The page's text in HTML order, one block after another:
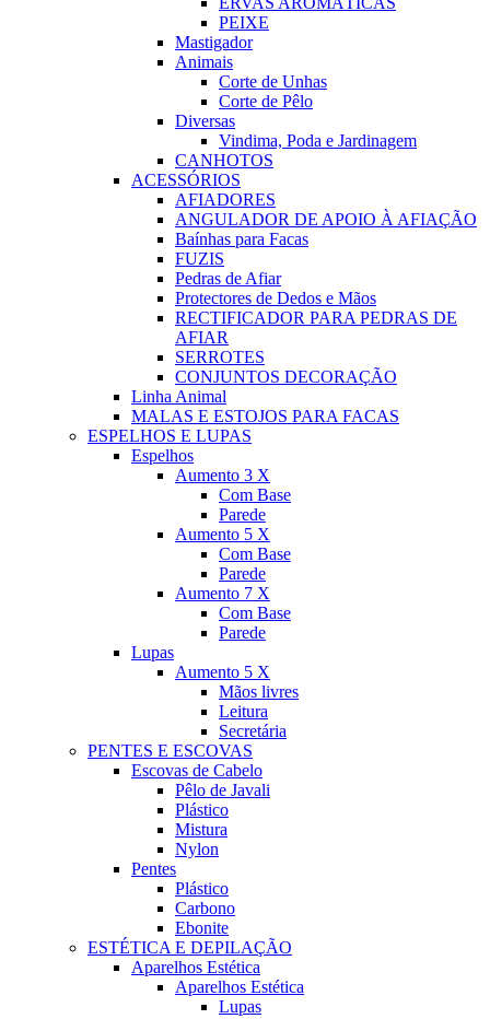
PEIXE
Mastigador
Animais
Corte de Unhas
Corte de Pêlo
Diversas
Vindima, Poda e Jardinagem
CANHOTOS
ACESSÓRIOS
AFIADORES
ANGULADOR DE APOIO À AFIAÇÃO
Baínhas para Facas
FUZIS
Pedras de Afiar
Protectores de Dedos e Mãos
RECTIFICADOR PARA PEDRAS DE
AFIAR
SERROTES
CONJUNTOS DECORAÇÃO
Linha Animal
MALAS E ESTOJOS PARA FACAS
ESPELHOS E LUPAS
Espelhos
Aumento 3 X
Com Base
Parede
Aumento 5 X
Com Base
Parede
Aumento 7 X
Com Base
Parede
Lupas
Aumento 5 X
Mãos livres
Leitura
Secretária
PENTES E ESCOVAS
Escovas de Cabelo
Pêlo de Javali
Plástico
Mistura
Nylon
Pentes
Plástico
Carbono
Ebonite
ESTÉTICA E DEPILAÇÃO
Aparelhos Estética
Aparelhos Estética
Lupas